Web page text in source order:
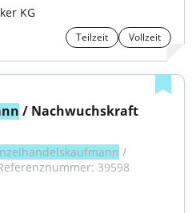
KG
Teilzeit Vollzeit
/ Nachwuchskraft
/
39598